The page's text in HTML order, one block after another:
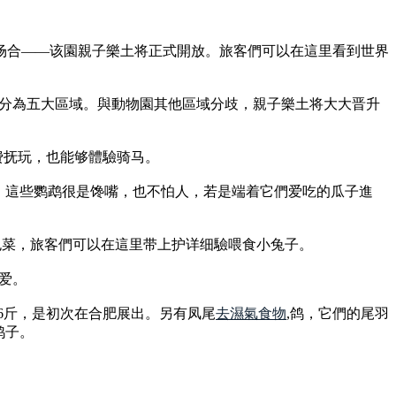
合——该園親子樂土将正式開放。旅客們可以在這里看到世界
為五大區域。與動物園其他區域分歧，親子樂土将大大晋升
玩，也能够體驗骑马。
些鹦鹉很是馋嘴，也不怕人，若是端着它們爱吃的瓜子進
，旅客們可以在這里带上护详细驗喂食小兔子。
。
，是初次在合肥展出。另有凤尾去濕氣食物,鸽，它們的尾羽
。